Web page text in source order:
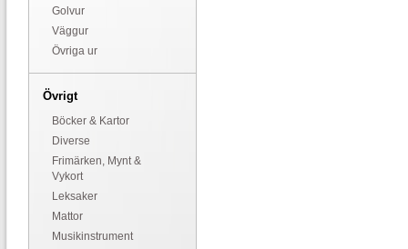
Golvur
Väggur
Övriga ur
Övrigt
Böcker & Kartor
Diverse
Frimärken, Mynt &
Vykort
Leksaker
Mattor
Musikinstrument